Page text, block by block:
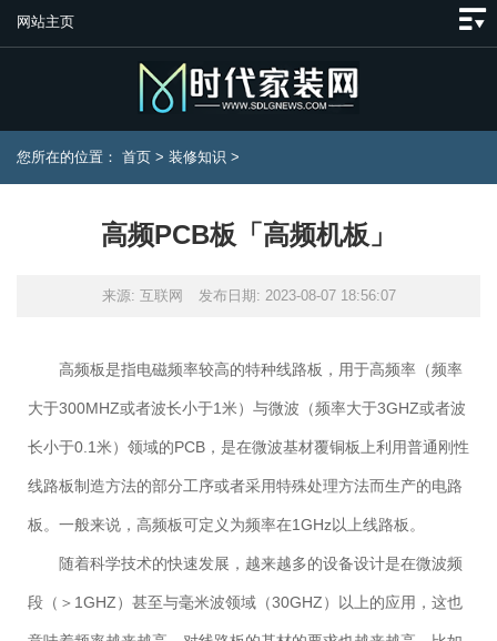
网站主页
您所在的位置： 首页 > 装修知识 >
高频PCB板「高频机板」
来源: 互联网 发布日期: 2023-08-07 18:56:07
高频板是指电磁频率较高的特种线路板，用于高频率（频率
大于300MHZ或者波长小于1米）与微波（频率大于3GHZ或者波
长小于0.1米）领域的PCB，是在微波基材覆铜板上利用普通刚性
线路板制造方法的部分工序或者采用特殊处理方法而生产的电路
板。一般来说，高频板可定义为频率在1GHz以上线路板。
随着科学技术的快速发展，越来越多的设备设计是在微波频
段（＞1GHZ）甚至与毫米波领域（30GHZ）以上的应用，这也